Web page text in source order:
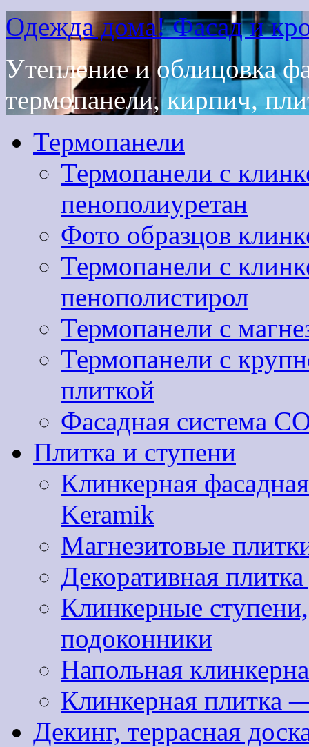
Одежда дома! Фасад и
Утепление и облицовка
термопанели, кирпич,
Термопанели
Термопанели с
пенополиуретан
Фото образцов
Термопанели с
пенополистирол
Термопанели с
Термопанели с
плиткой
Фасадная система
Плитка и ступени
Клинкерная
Keramik
Магнезитовые
Декоративная
Клинкерные
подоконники
Напольная
Клинкерная плитка
Декинг, террасная